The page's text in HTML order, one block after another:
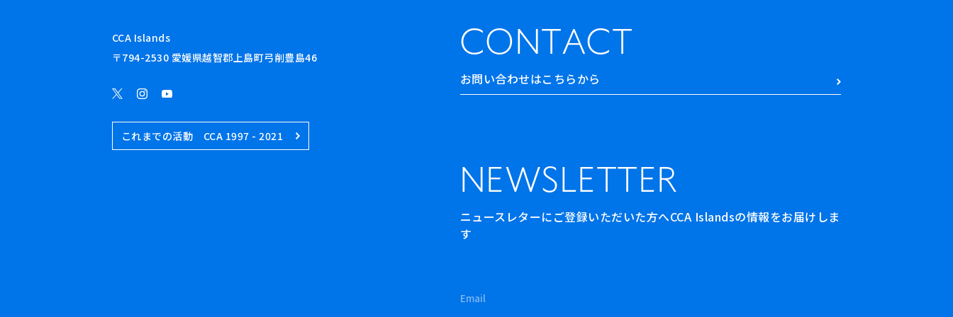
CONTACT
お問い合わせはこちらから
NEWSLETTER
ニュースレターにご登録いただいた方へCCA Islandsの情報をお届けしま
す
CCA Islands
〒794-2530 愛媛県越智郡上島町弓削豊島46
これまでの活動 CCA 1997 - 2021